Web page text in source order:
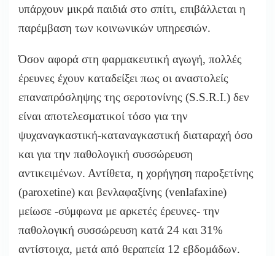
υπάρχουν μικρά παιδιά στο σπίτι, επιβάλλεται η
παρέμβαση των κοινωνικών υπηρεσιών.
Όσον αφορά στη φαρμακευτική αγωγή, πολλές
έρευνες έχουν καταδείξει πως οι αναστολείς
επαναπρόσληψης της σεροτονίνης (S.S.R.I.) δεν
είναι αποτελεσματικοί τόσο για την
ψυχαναγκαστική-καταναγκαστική διαταραχή όσο
και για την παθολογική συσσώρευση
αντικειμένων. Αντίθετα, η χορήγηση παροξετίνης
(paroxetine) και βενλαφαξίνης (venlafaxine)
μείωσε -σύμφωνα με αρκετές έρευνες- την
παθολογική συσσώρευση κατά 24 και 31%
αντίστοιχα, μετά από θεραπεία 12 εβδομάδων.